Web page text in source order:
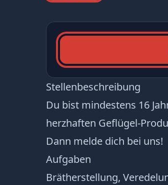
Stellenbeschreibung
Du bist mindestens 16
herzhaften Geflügel-
Dann melde dich bei uns!
Aufgaben
Brätherstellung,